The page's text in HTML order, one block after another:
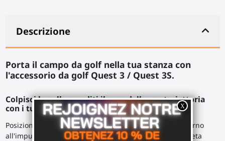
Descrizione
Porta il campo da golf nella tua stanza con
l'accessorio da golf Quest 3 / Quest 3S.
Colpisci la palla e goditi il caos della sua traiettoria
con i tuoi amici.
Posiziona i tuoi piedi. Una presa ferma con le mani intorno
all'impugnatura del bastone da golf, il tuo controller Meta